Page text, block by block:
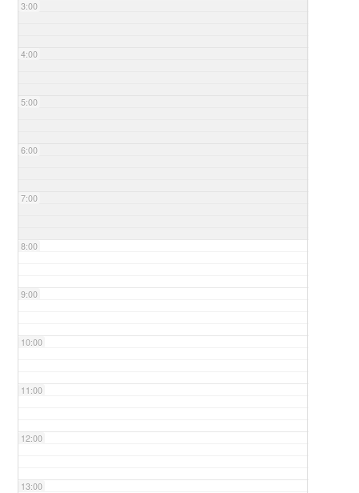
3:00
4:00
5:00
6:00
7:00
8:00
9:00
10:00
11:00
12:00
13:00